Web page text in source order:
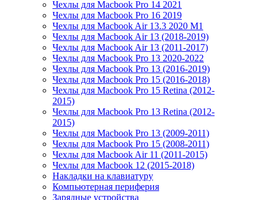
Чехлы для Macbook Pro 14 2021
Чехлы для Macbook Pro 16 2019
Чехлы для Macbook Air 13.3 2020 M1
Чехлы для Macbook Air 13 (2018-2019)
Чехлы для Macbook Air 13 (2011-2017)
Чехлы для Macbook Pro 13 2020-2022
Чехлы для Macbook Pro 13 (2016-2019)
Чехлы для Macbook Pro 15 (2016-2018)
Чехлы для Macbook Pro 15 Retina (2012-
2015)
Чехлы для Macbook Pro 13 Retina (2012-
2015)
Чехлы для Macbook Pro 13 (2009-2011)
Чехлы для Macbook Pro 15 (2008-2011)
Чехлы для Macbook Air 11 (2011-2015)
Чехлы для Macbook 12 (2015-2018)
Накладки на клавиатуру
Компьютерная периферия
Зарядные устройства